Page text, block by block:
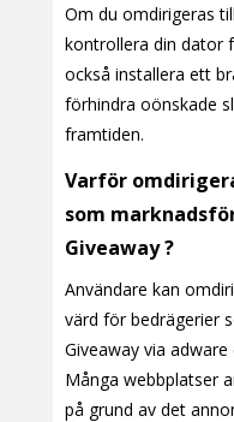
Om du omdirigeras
kontrollera din dator
också installera ett
förhindra oönskade
framtiden.
Varför
som
Giveaway ?
Användare kan
värd för bedrägerier
Giveaway via
Många webbplatser
på grund av det